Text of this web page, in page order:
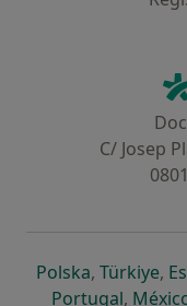
C/ Josep
Polskaabre num
, Türkiye,
Portugalabre
,